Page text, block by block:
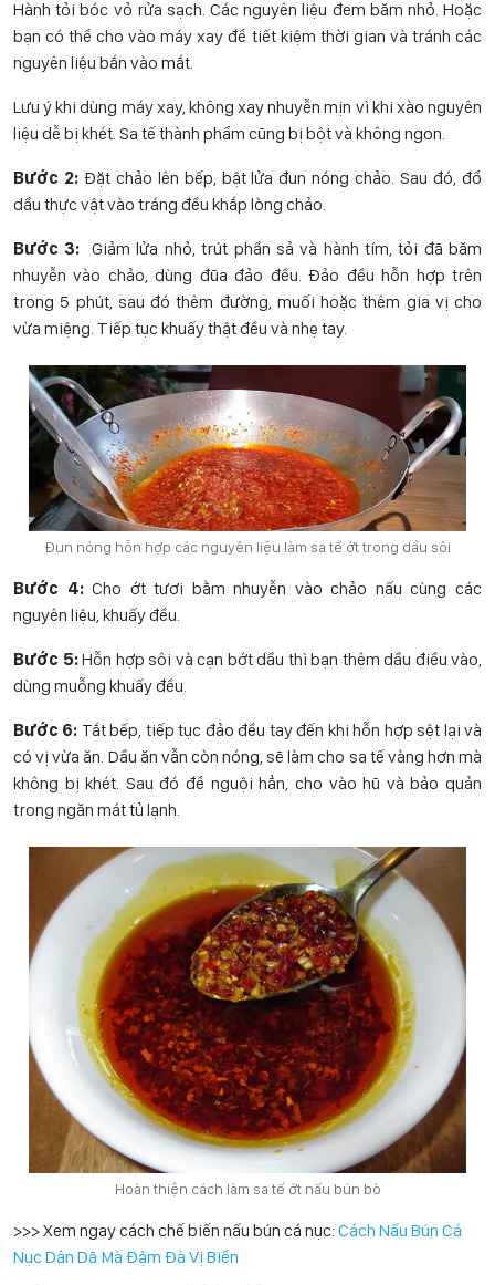
Hành tỏi bóc vỏ rửa sạch. Các nguyên liệu đem băm nhỏ. Hoặc
bạn có thể cho vào máy xay để tiết kiệm thời gian và tránh các
nguyên liệu bắn vào mắt.
Lưu ý khi dùng máy xay, không xay nhuyễn mịn vì khi xào nguyên
liệu dễ bị khét. Sa tế thành phẩm cũng bị bột và không ngon.
Bước 2:Đặt chảo lên bếp, bật lửa đun nóng chảo. Sau đó, đổ
dầu thực vật vào tráng đều khắp lòng chảo.
Bước 3: Giảm lửa nhỏ, trút phần sả và hành tím, tỏi đã băm
nhuyễn vào chảo, dùng đũa đảo đều. Đảo đều hỗn hợp trên
trong 5 phút, sau đó thêm đường, muối hoặc thêm gia vị cho
vừa miệng. Tiếp tục khuấy thật đều và nhẹ tay.
Đun nóng hỗn hợp các nguyên liệu làm sa tế ớt trong dầu sôi
Bước 4:Cho ớt tươi bằm nhuyễn vào chảo nấu cùng các
nguyên liệu, khuấy đều.
Bước 5:Hỗn hợp sôi và cạn bớt dầu thì bạn thêm dầu điều vào,
dùng muỗng khuấy đều.
Bước 6: Tắt bếp, tiếp tục đảo đều tay đến khi hỗn hợp sệt lại và
có vị vừa ăn. Dầu ăn vẫn còn nóng, sẽ làm cho sa tế vàng hơn mà
không bị khét. Sau đó để nguội hẳn, cho vào hũ và bảo quản
trong ngăn mát tủ lạnh.
Hoàn thiện cách làm sa tế ớt nấu bún bò
>>> Xem ngay cách chế biến nấu bún cá nục: Cách Nấu Bún Cá
Nục Dân Dã Mà Đậm Đà Vị Biển